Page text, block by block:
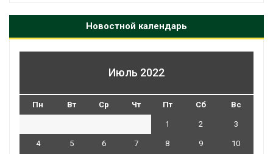
Новостной календарь
Июль 2022
Пн Вт Ср Чт Пт Сб Вс
1 2 3
4 5 6 7 8 9 10